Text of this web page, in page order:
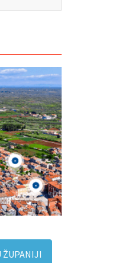
ŽUPANIJI